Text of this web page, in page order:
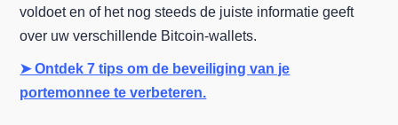
voldoet en of het nog steeds de juiste informatie geeft
over uw verschillende Bitcoin-wallets.
➤ Ontdek 7 tips om de beveiliging van je
portemonnee te verbeteren.